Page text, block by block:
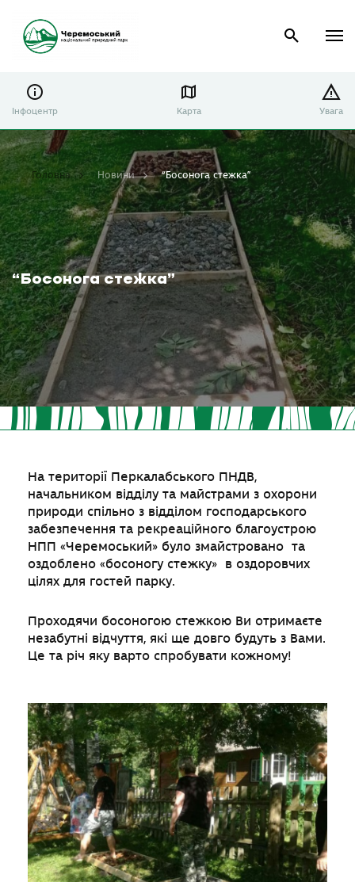
Інфоцентр Карта Увага
“Босонога стежка”
Головна Новини “Босонога стежка”
На території Перкалабського ПНДВ,
начальником відділу та майстрами з охорони
природи спільно з відділом господарського
забезпечення та рекреаційного благоустрою
НПП «Черемоський» було змайстровано та
оздоблено «босоногу стежку» в оздоровчих
цілях для гостей парку.
Проходячи босоногою стежкою Ви отримаєте
незабутні відчуття, які ще довго будуть з Вами.
Це та річ яку варто спробувати кожному!